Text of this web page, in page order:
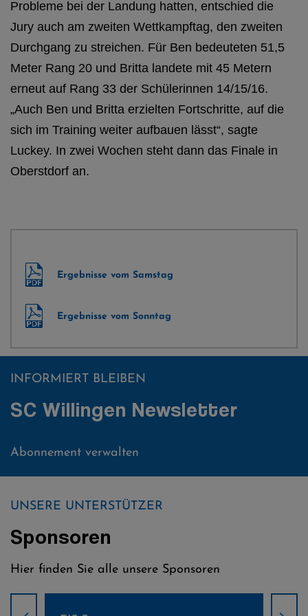
Probleme bei der Landung hatten, entschied die
Jury auch am zweiten Wettkampftag, den zweiten
Durchgang zu streichen. Für Ben bedeuteten 51,5
Meter Rang 20 und Britta landete mit 45 Metern
erneut auf Rang 33 der Schülerinnen 14/15/16.
„Auch Ben und Britta erzielten Fortschritte, auf die
sich im Training weiter aufbauen lässt“, sagte
Luckey. In zwei Wochen steht dann das Finale in
Oberstdorf an.
Ergebnisse vom Samstag
Ergebnisse vom Sonntag
INFORMIERT BLEIBEN
SC Willingen Newsletter
Abonnement verwalten
UNSERE UNTERSTÜTZER
Sponsoren
Hier finden Sie alle unsere Sponsoren